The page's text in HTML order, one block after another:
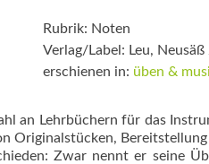
Rubrik: Noten
Verlag/Label: Leu, Neusäß
erschienen in: üben &
an Lehrbüchern für das
Originalstücken,
Zwar nennt er seine